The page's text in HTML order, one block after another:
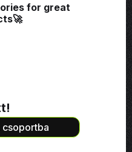
for great
csoportba